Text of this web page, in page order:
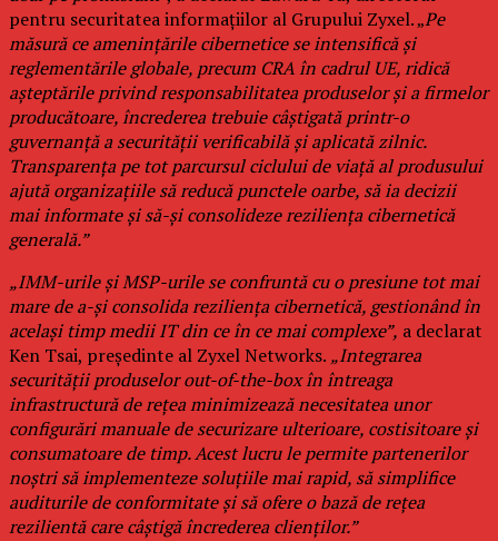
pentru securitatea informațiilor al Grupului Zyxel. „Pe
măsură ce amenințările cibernetice se intensifică și
reglementările globale, precum CRA în cadrul UE, ridică
așteptările privind responsabilitatea produselor și a firmelor
producătoare, încrederea trebuie câștigată printr-o
guvernanță a securității verificabilă și aplicată zilnic.
Transparența pe tot parcursul ciclului de viață al produsului
ajută organizațiile să reducă punctele oarbe, să ia decizii
mai informate și să-și consolideze reziliența cibernetică
generală.”
„IMM-urile și MSP-urile se confruntă cu o presiune tot mai
mare de a-și consolida reziliența cibernetică, gestionând în
același timp medii IT din ce în ce mai complexe”, a declarat
Ken Tsai, președinte al Zyxel Networks. „Integrarea
securității produselor out-of-the-box în întreaga
infrastructură de rețea minimizează necesitatea unor
configurări manuale de securizare ulterioare, costisitoare și
consumatoare de timp. Acest lucru le permite partenerilor
noștri să implementeze soluțiile mai rapid, să simplifice
auditurile de conformitate și să ofere o bază de rețea
rezilientă care câștigă încrederea clienților.”